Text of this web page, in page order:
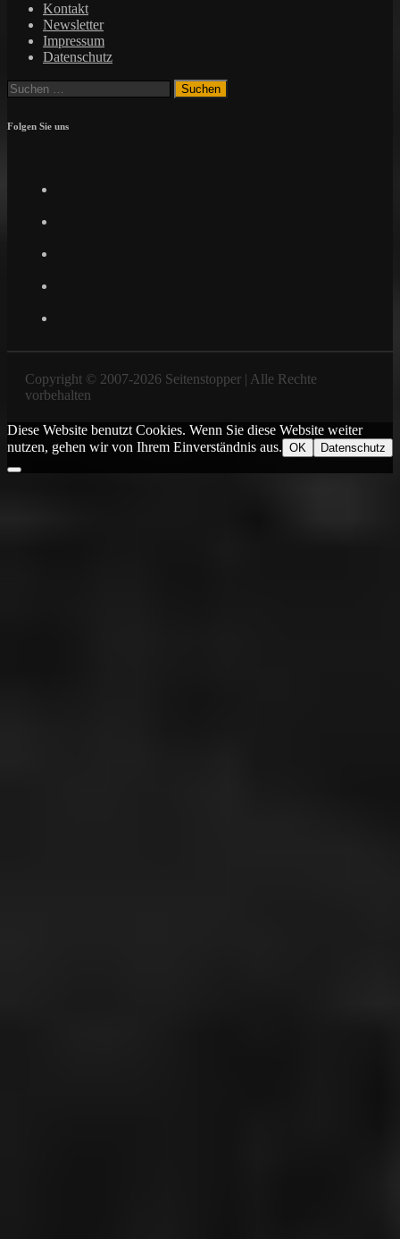
Kontakt
Newsletter
Impressum
Datenschutz
Suchen
Folgen Sie uns
Copyright © 2007-2026 Seitenstopper | Alle Rechte
vorbehalten
Diese Website benutzt Cookies. Wenn Sie diese Website weiter
nutzen, gehen wir von Ihrem Einverständnis aus. OK Datenschutz